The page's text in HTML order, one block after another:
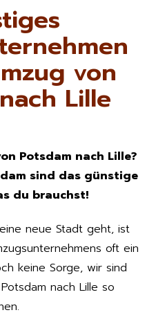
von
Lille
Potsdam nach Lille?
sind das günstige
du brauchst!
neue Stadt geht, ist
oft ein
keine Sorge, wir sind
nach Lille so